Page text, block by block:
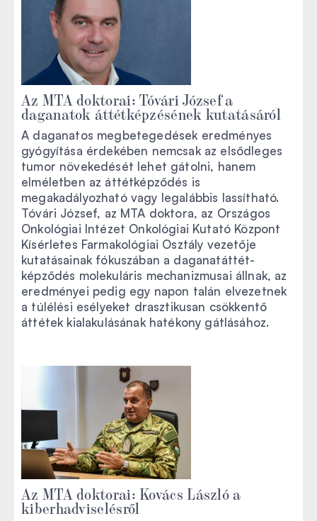
Az MTA doktorai: Tóvári József a
daganatok áttétképzésének kutatásáról
A daganatos megbetegedések eredményes
gyógyítása érdekében nemcsak az elsődleges
tumor növekedését lehet gátolni, hanem
elméletben az áttétképződés is
megakadályozható vagy legalábbis lassítható.
Tóvári József, az MTA doktora, az Országos
Onkológiai Intézet Onkológiai Kutató Központ
Kísérletes Farmakológiai Osztály vezetője
kutatásainak fókuszában a daganatáttét-
képződés molekuláris mechanizmusai állnak, az
eredményei pedig egy napon talán elvezetnek
a túlélési esélyeket drasztikusan csökkentő
áttétek kialakulásának hatékony gátlásához.
Az MTA doktorai: Kovács László a
kiberhadviselésről